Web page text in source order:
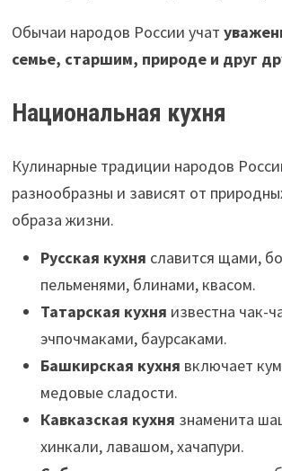
Обычаи народов России учат
семье, старшим, природе и друг
Национальная кухня
Кулинарные традиции народов
разнообразны и зависят от
образа жизни.
Русская кухня славится щами,
пельменями, блинами, квасом.
Татарская кухня известна чак-
эчпочмаками, баурсаками.
Башкирская кухня включает
медовые сладости.
Кавказская кухня знаменита
хинкали, лавашом, хачапури.